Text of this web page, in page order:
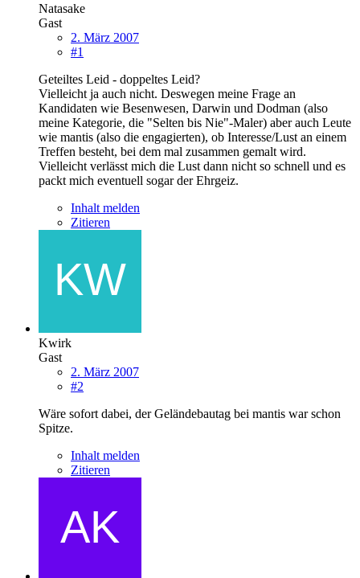
Natasake
Gast
2. März 2007
#1
Geteiltes Leid - doppeltes Leid?
Vielleicht ja auch nicht. Deswegen meine Frage an
Kandidaten wie Besenwesen, Darwin und Dodman (also
meine Kategorie, die "Selten bis Nie"-Maler) aber auch Leute
wie mantis (also die engagierten), ob Interesse/Lust an einem
Treffen besteht, bei dem mal zusammen gemalt wird.
Vielleicht verlässt mich die Lust dann nicht so schnell und es
packt mich eventuell sogar der Ehrgeiz.
Inhalt melden
Zitieren
Kwirk
Gast
2. März 2007
#2
Wäre sofort dabei, der Geländebautag bei mantis war schon
Spitze.
Inhalt melden
Zitieren